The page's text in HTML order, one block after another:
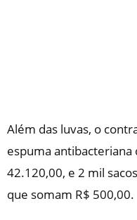
Além das luvas, o
espuma antibacteriana
42.120,00, e 2 mil
que somam R$ 500,00.